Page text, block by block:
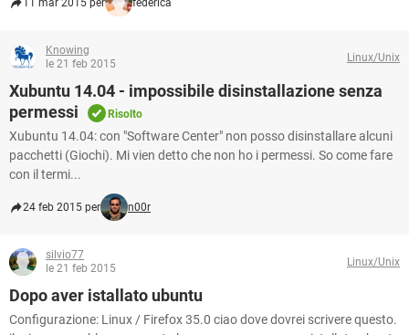
11 mar 2015 per federica
Knowing
le 21 feb 2015
Linux/Unix
Xubuntu 14.04 - impossibile disinstallazione senza
permessi
Risolto
Xubuntu 14.04: con "Software Center" non posso disinstallare alcuni
pacchetti (Giochi). Mi vien detto che non ho i permessi. So come fare
con il termi...
24 feb 2015 per n00r
silvio77
le 21 feb 2015
Linux/Unix
Dopo aver istallato ubuntu
Configurazione: Linux / Firefox 35.0 ciao dove dovrei scrivere questo.